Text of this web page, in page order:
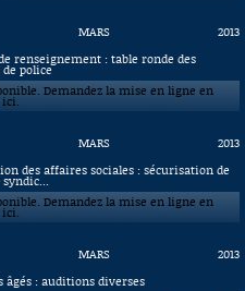
MARS
2013
renseignement : table ronde des
police
Demandez la mise en ligne en
MARS
2013
des affaires sociales : sécurisation de
Demandez la mise en ligne en
MARS
2013
âgés : auditions diverses